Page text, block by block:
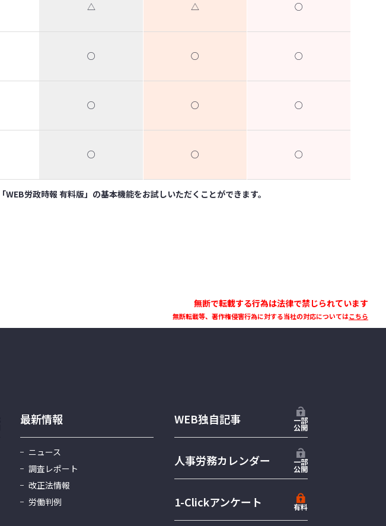
△ △ ○
○ ○ ○
○ ○ ○
○ ○ ○
労政時報 有料版」の基本機能をお試しいただくことができます。
無断で転載する行為は法律で禁じられています
無断転載等、著作権侵害行為に対する当社の対応についてはこちら
最新情報
ニュース
調査レポート
改正法情報
労働判例
WEB独自記事 一部
公開
人事労務カレンダー 一部
公開
1-Clickアンケート 有料